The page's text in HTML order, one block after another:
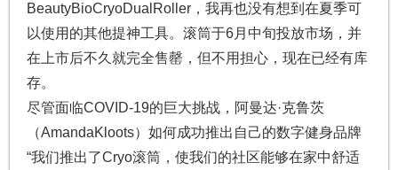
BeautyBioCryoDualRoller，我再也没有想到在夏季可
以使用的其他提神工具。滚筒于6月中旬投放市场，并
在上市后不久就完全售罄，但不用担心，现在已经有库
存。
尽管面临COVID-19的巨大挑战，阿曼达·克鲁茨
（AmandaKloots）如何成功推出自己的数字健身品牌
“我们推出了Cryo滚筒，使我们的社区能够在家中舒适